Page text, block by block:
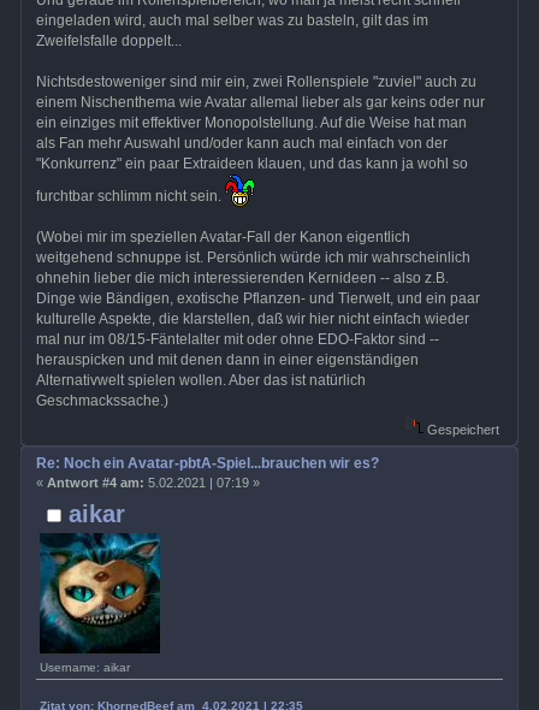
eingeladen wird, auch mal selber was zu basteln, gilt das im
Zweifelsfalle doppelt...
Nichtsdestoweniger sind mir ein, zwei Rollenspiele "zuviel" auch zu
einem Nischenthema wie Avatar allemal lieber als gar keins oder nur
ein einziges mit effektiver Monopolstellung. Auf die Weise hat man
als Fan mehr Auswahl und/oder kann auch mal einfach von der
"Konkurrenz" ein paar Extraideen klauen, und das kann ja wohl so
furchtbar schlimm nicht sein.
(Wobei mir im speziellen Avatar-Fall der Kanon eigentlich
weitgehend schnuppe ist. Persönlich würde ich mir wahrscheinlich
ohnehin lieber die mich interessierenden Kernideen -- also z.B.
Dinge wie Bändigen, exotische Pflanzen- und Tierwelt, und ein paar
kulturelle Aspekte, die klarstellen, daß wir hier nicht einfach wieder
mal nur im 08/15-Fäntelalter mit oder ohne EDO-Faktor sind --
herauspicken und mit denen dann in einer eigenständigen
Alternativwelt spielen wollen. Aber das ist natürlich
Geschmackssache.)
Gespeichert
aikar
Username: aikar
Re: Noch ein Avatar-pbtA-Spiel...brauchen wir es?
« Antwort #4 am: 5.02.2021 | 07:19 »
Zitat von: KhornedBeef am 4.02.2021 | 22:35